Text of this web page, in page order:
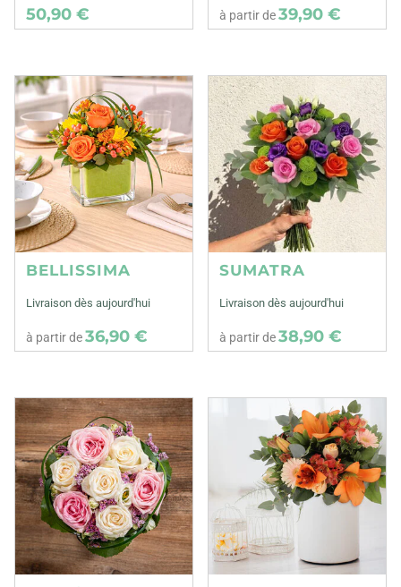
50,90 € à partir de39,90 €
BELLISSIMA
Livraison dès aujourd'hui
à partir de36,90 €
SUMATRA
Livraison dès aujourd'hui
à partir de38,90 €